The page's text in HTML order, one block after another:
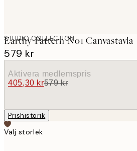
STUDIO COLLECTION
Earthy Pattern No1 Canvastavla
579 kr
Aktivera medlemspris
405,30 kr579 kr
Prishistorik
Välj storlek